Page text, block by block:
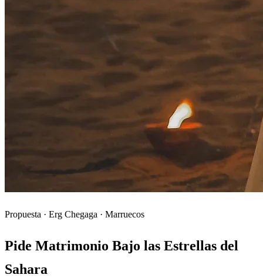
Propuesta · Erg Chegaga · Marruecos
Pide Matrimonio Bajo las Estrellas del
Sahara